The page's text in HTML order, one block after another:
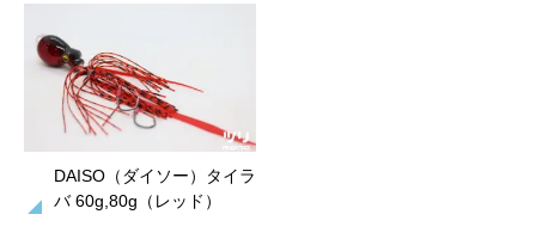
DAISO（ダイソー）タイラ
バ 60g,80g（レッド）